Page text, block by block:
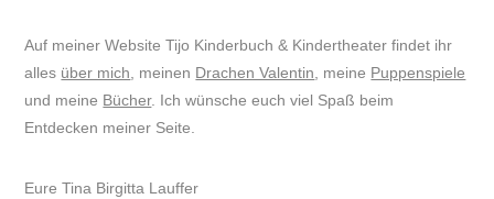
Auf meiner Website Tijo Kinderbuch & Kindertheater findet ihr
alles über mich , meinen Drachen Valentin , meine Puppenspiele
und meine Bücher. Ich wünsche euch viel Spaß beim
Entdecken meiner Seite.
Eure Tina Birgitta Lauffer